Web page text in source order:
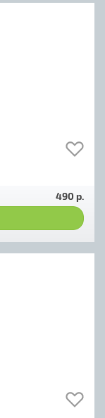
490 р.